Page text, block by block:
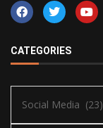
CATEGORIES